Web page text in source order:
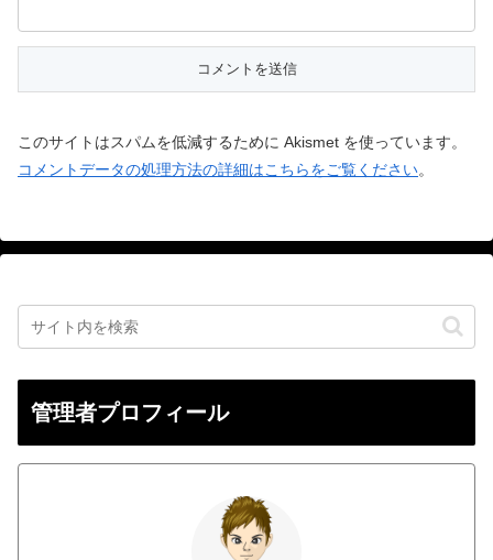
このサイトはスパムを低減するために Akismet を使っています。
コメントデータの処理方法の詳細はこちらをご覧ください。
管理者プロフィール